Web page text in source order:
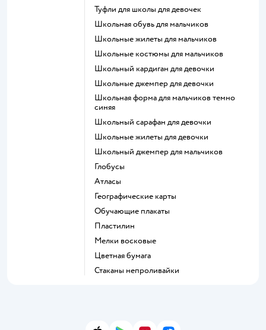
Туфли для школы для девочек
Школьная обувь для мальчиков
Школьные жилеты для мальчиков
Школьные костюмы для мальчиков
Школьный кардиган для девочки
Школьные джемпер для девочки
Школьная форма для мальчиков темно
синяя
Школьный сарафан для девочки
Школьные жилеты для девочки
Школьный джемпер для мальчиков
Глобусы
Атласы
Географические карты
Обучающие плакаты
Пластилин
Мелки восковые
Цветная бумага
Стаканы непроливайки